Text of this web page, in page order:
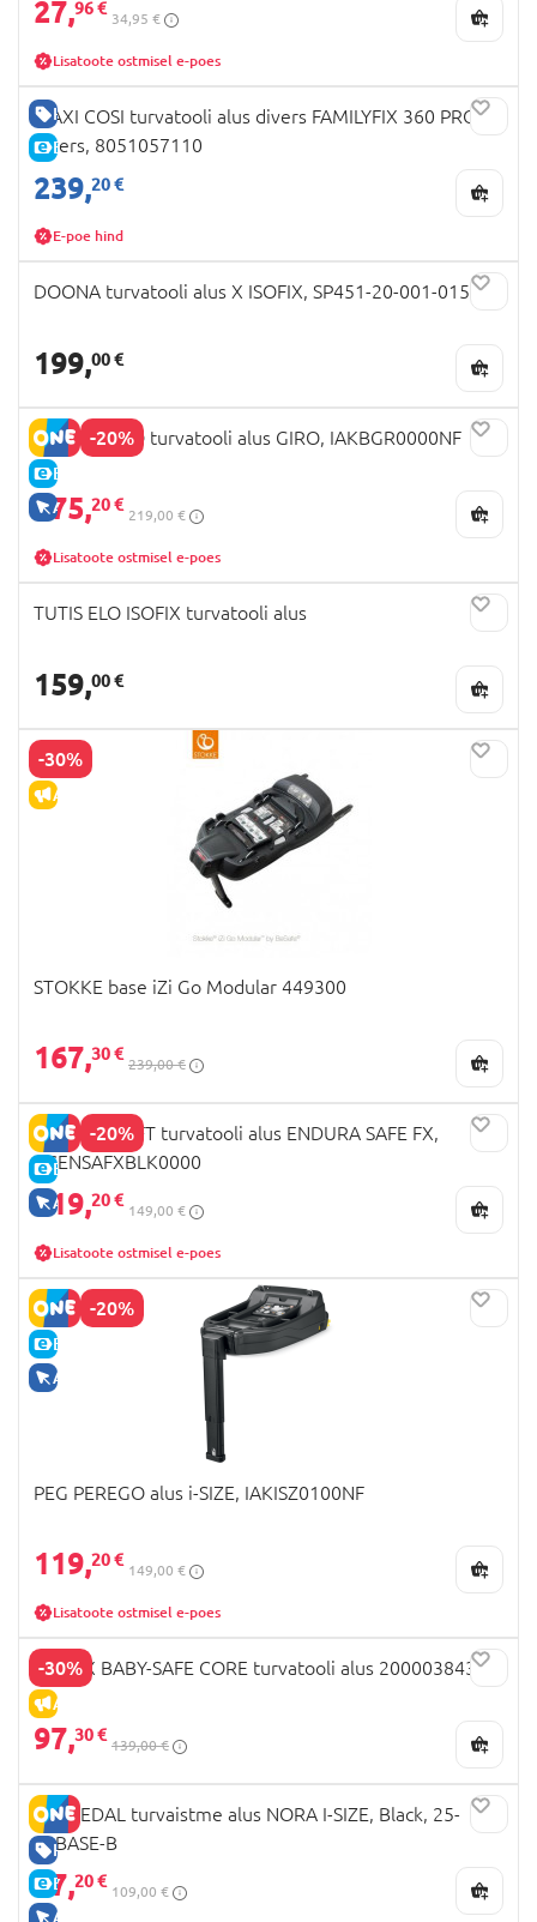
27,96 €
34,95 €
Lisatoote ostmisel e-poes
HEA HIND
E-HIND
MAXI COSI turvatooli alus divers FAMILYFIX 360 PRO,
divers, 8051057110
239,20 €
E-poe hind
DOONA turvatooli alus X ISOFIX, SP451-20-001-015
199,00 €
-20%
E-HIND
AINULT VEEBIS
PEG PEREGO turvatooli alus GIRO, IAKBGR0000NF
175,20 €
219,00 €
Lisatoote ostmisel e-poes
TUTIS ELO ISOFIX turvatooli alus
159,00 €
-30%
ALLAHINDLUS
STOKKE base iZi Go Modular 449300
167,30 €
239,00 €
-20%
E-HIND
AINULT VEEBIS
KINDERKRAFT turvatooli alus ENDURA SAFE FX,
KCENSAFXBLK0000
119,20 €
149,00 €
Lisatoote ostmisel e-poes
-20%
E-HIND
AINULT VEEBIS
PEG PEREGO alus i-SIZE, IAKISZ0100NF
119,20 €
149,00 €
Lisatoote ostmisel e-poes
-30%
ALLAHINDLUS
BRITAX BABY-SAFE CORE turvatooli alus 2000038436
97,30 €
139,00 €
HEA HIND
E-HIND
AINULT VEEBIS
ENGLEDAL turvaistme alus NORA I-SIZE, Black, 25-
04BASE-B
87,20 €
109,00 €